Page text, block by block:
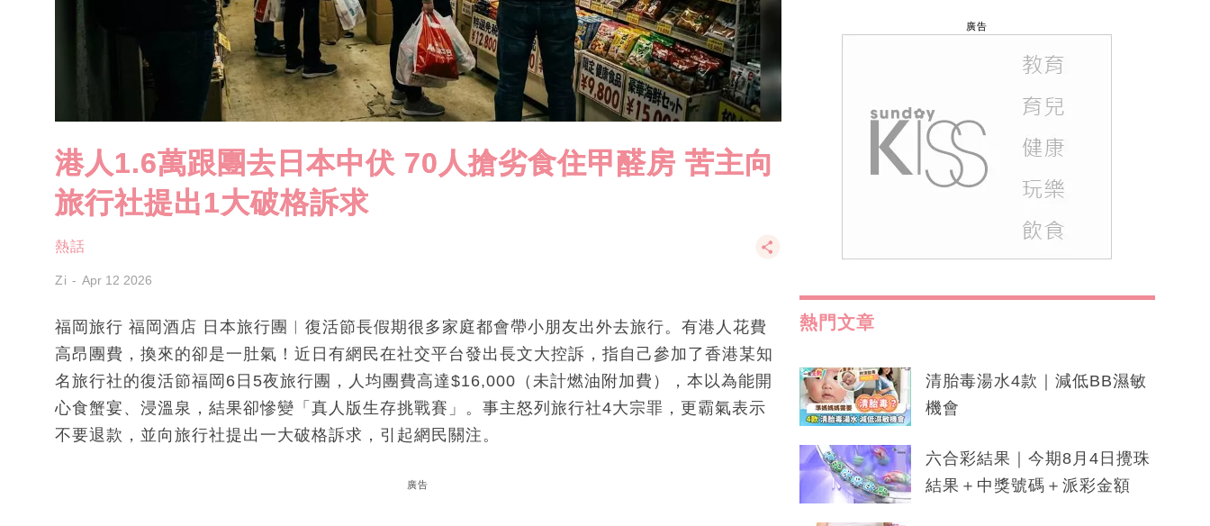
港人1.6萬跟團去日本中伏 70人搶劣食住甲醛房 苦主向
旅行社提出1大破格訴求
熱話
Zi Apr 12 2026
福岡旅行 福岡酒店 日本旅行團︱復活節長假期很多家庭都會帶小朋友出外去旅行。有港人花費
高昂團費，換來的卻是一肚氣！近日有網民在社交平台發出長文大控訴，指自己參加了香港某知
名旅行社的復活節福岡6日5夜旅行團，人均團費高達$16,000（未計燃油附加費），本以為能開
心食蟹宴、浸溫泉，結果卻慘變「真人版生存挑戰賽」。事主怒列旅行社4大宗罪，更霸氣表示
不要退款，並向旅行社提出一大破格訴求，引起網民關注。
廣告
廣告
熱門文章
清胎毒湯水4款｜減低BB濕敏
機會
六合彩結果｜今期8月4日攪珠
結果＋中獎號碼＋派彩金額